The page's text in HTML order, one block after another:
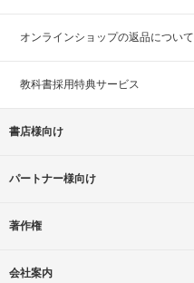
オンラインショップの返品について
教科書採用特典サービス
書店様向け
パートナー様向け
著作権
会社案内